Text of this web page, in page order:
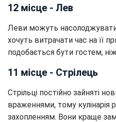
12 місце - Лев
Леви можуть
хочуть витрачати час на її
подобається бути гостем,
11 місце - Стрілець
Стрільці постійно зайняті
враженнями, тому кулінарія
захопленням. Вони краще